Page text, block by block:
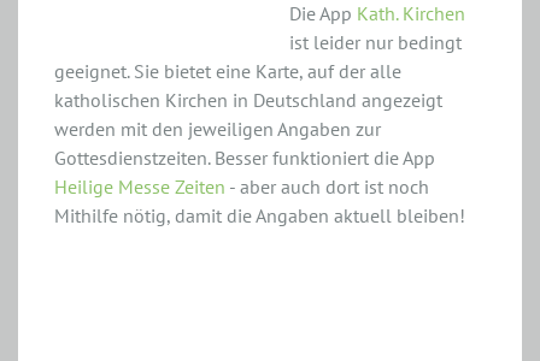
Die App Kath. Kirchen
ist leider nur bedingt
geeignet. Sie bietet eine Karte, auf der alle
katholischen Kirchen in Deutschland angezeigt
werden mit den jeweiligen Angaben zur
Gottesdienstzeiten. Besser funktioniert die App
Heilige Messe Zeiten - aber auch dort ist noch
Mithilfe nötig, damit die Angaben aktuell bleiben!